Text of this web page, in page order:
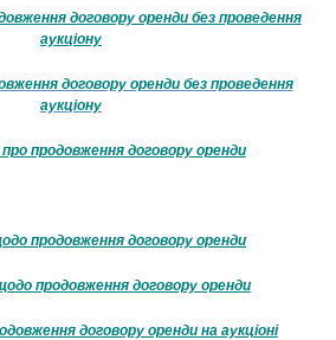
договору оренди без проведення
аукціону
договору оренди без проведення
аукціону
продовження договору оренди
продовження договору оренди
продовження договору оренди
договору оренди на аукціоні